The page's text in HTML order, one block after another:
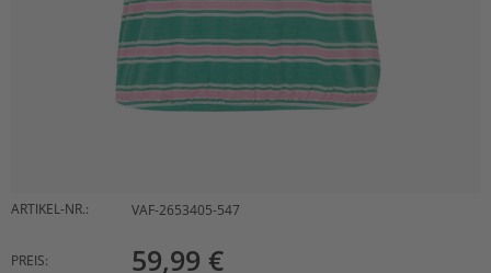
ARTIKEL-NR.: VAF-2653405-547
PREIS: 59,99 €